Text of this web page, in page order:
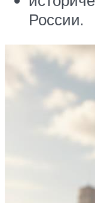
России.